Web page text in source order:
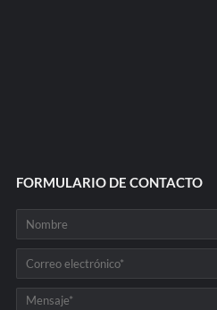
FORMULARIO DE CONTACTO